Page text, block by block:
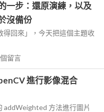
一步：還原演練，以及
沒備份
回來」，今天把這個主題收
個留言
進行影像混合
addWeighted 方法進行圖片